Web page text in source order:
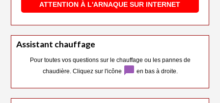
ATTENTION À L'ARNAQUE SUR INTERNET
Assistant chauffage
Pour toutes vos questions sur le chauffage ou les pannes de
chaudière. Cliquez sur l'icône
chat_bubble en bas à droite.